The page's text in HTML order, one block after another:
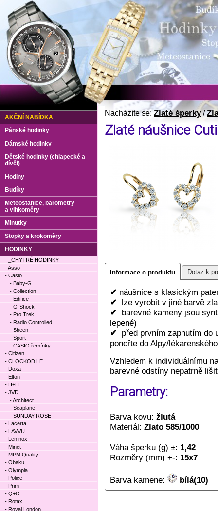
Nacházíte se:Zlaté šperky/
Zlaté náušnice
Informace o produktu Dotaz k
✔ náušnice s klasickým
✔ lze vyrobit v jiné barvě
✔ barevné kameny jsou
lepené)
✔ před prvním zapnutím do
ponořte do Alpy/
Vzhledem k individuálnímu
barevné odstíny nepatrně
Parametry:
Barva kovu: žlutá
Materiál: Zlato 585/1000
Váha šperku (g) ±: 1,42
Rozměry (mm) +-: 15x7
Barva kamene: bílá(10)
AKČNÍ NABÍDKA
Pánské hodinky
Dámské hodinky
Dětské hodinky (chlapecké a
dívčí)
Hodiny
Budíky
Meteostanice, barometry
a vlhkoměry
Minutky
Stopky a krokoměry
HODINKY
- _CHYTRÉ HODINKY
- Asso
- Casio
- Baby-G
- Collection
- Edifice
- G-Shock
- Pro Trek
- Radio Controlled
- Sheen
- Sport
- CASIO řemínky
- Citizen
- CLOCKODILE
- Doxa
- Elton
- H+H
- JVD
- Architect
- Seaplane
- SUNDAY ROSE
- Lacerta
- LAVVU
- Len.nox
- Minet
- MPM Quality
- Obaku
- Olympia
- Police
- Prim
- Q+Q
- Rotax
- Royal London